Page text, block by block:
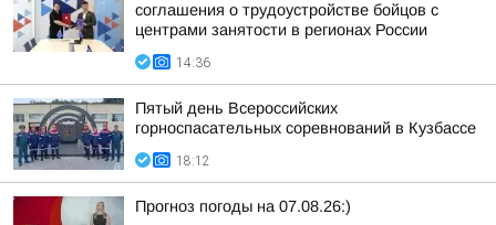
соглашения о трудоустройстве бойцов с
центрами занятости в регионах России
14:36
Пятый день Всероссийских
горноспасательных соревнований в Кузбассе
18:12
Прогноз погоды на 07.08.26:)